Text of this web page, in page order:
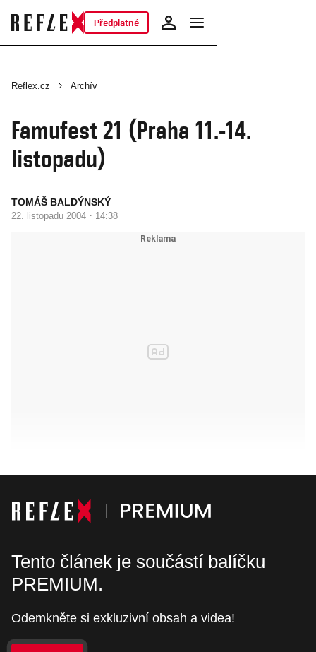
Předplatné
Reflex.cz Archív
Famufest 21 (Praha 11.-14.
listopadu)
TOMÁŠ BALDÝNSKÝ
22. listopadu 2004 · 14:38
Tento článek je součástí balíčku
PREMIUM.
Odemkněte si exkluzivní obsah a videa!